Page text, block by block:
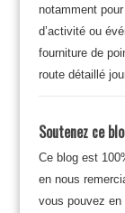
notamment
d’activité ou
fourniture de
route détaillé
Soutenez ce
Ce blog est
en nous
vous pouvez